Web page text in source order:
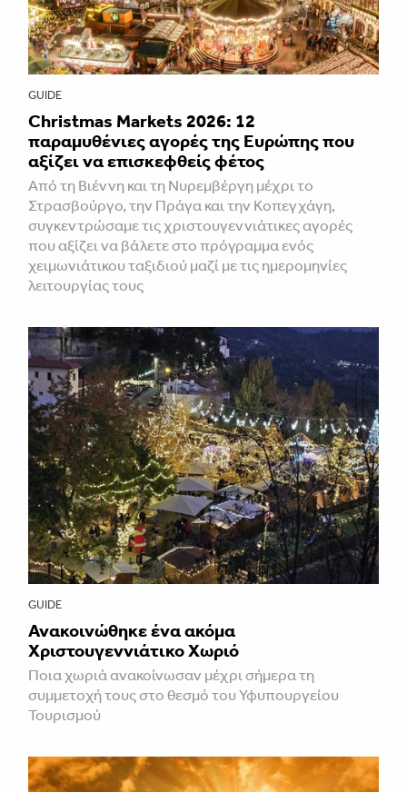
GUIDE
Christmas Markets 2026: 12
παραμυθένιες αγορές της Ευρώπης που
αξίζει να επισκεφθείς φέτος
Από τη Βιέννη και τη Νυρεμβέργη μέχρι το
Στρασβούργο, την Πράγα και την Κοπεγχάγη,
συγκεντρώσαμε τις χριστουγεννιάτικες αγορές
που αξίζει να βάλετε στο πρόγραμμα ενός
χειμωνιάτικου ταξιδιού μαζί με τις ημερομηνίες
λειτουργίας τους
GUIDE
Ανακοινώθηκε ένα ακόμα
Χριστουγεννιάτικο Χωριό
Ποια χωριά ανακοίνωσαν μέχρι σήμερα τη
συμμετοχή τους στο θεσμό του Υφυπουργείου
Τουρισμού